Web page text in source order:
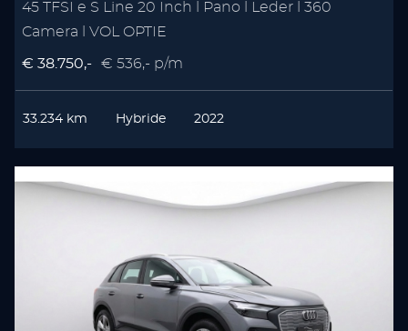
45 TFSI e S Line 20 Inch l Pano l Leder l 360
Camera l VOL OPTIE
€ 38.750,- € 536,- p/m
33.234 km Hybride 2022